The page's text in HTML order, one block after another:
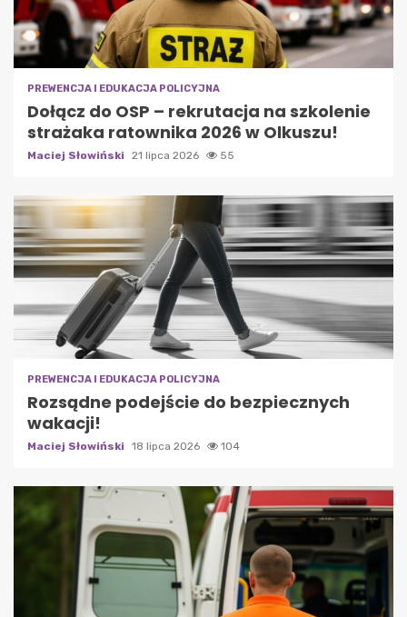
PREWENCJA I EDUKACJA POLICYJNA
Dołącz do OSP – rekrutacja na szkolenie
strażaka ratownika 2026 w Olkuszu!
Maciej Słowiński 21 lipca 2026 55
PREWENCJA I EDUKACJA POLICYJNA
Rozsądne podejście do bezpiecznych
wakacji!
Maciej Słowiński 18 lipca 2026 104